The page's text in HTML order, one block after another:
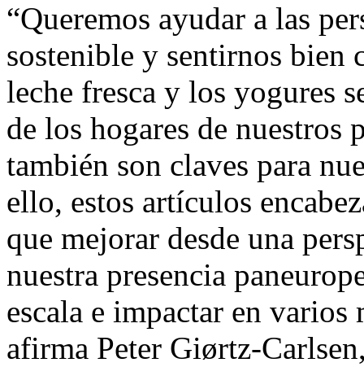
“Queremos ayudar a las
sostenible y sentirnos bien
leche fresca y los yogures
de los hogares de nuestros
también son claves para
ello, estos artículos
que mejorar desde una
nuestra presencia
escala e impactar en varios
afirma Peter Giørtz-